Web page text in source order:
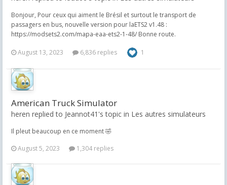
Bonjour, Pour ceux qui aiment le Brésil et surtout le transport de
passagers en bus, nouvelle version pour laETS2 v1.48 :
https://modsets2.com/mapa-eaa-ets2-1-48/ Bonne route.
August 13, 2023 6,836 replies 1
American Truck Simulator
heren replied to Jeannot41's topic in Les autres simulateurs
Il pleut beaucoup en ce moment 🤣
August 5, 2023
1,304 replies